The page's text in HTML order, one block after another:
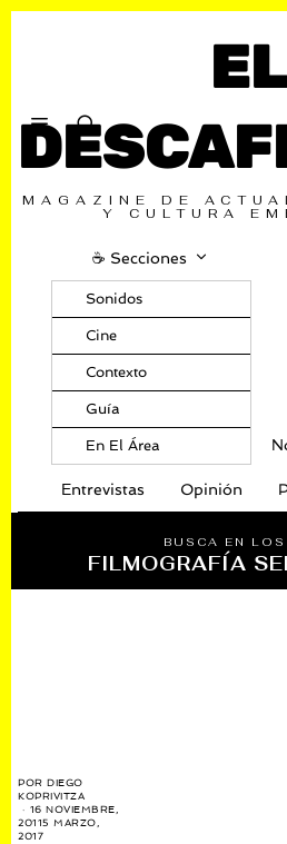
EL
MAGAZINE DE
Y CULTURA
☕️ Secciones
Sonidos
Cine
Contexto
Guía
En El Área
Entrevistas Opinión
BUSCA EN LOS
FILMOGRAFÍA
PORDIEGO
KOPRIVITZA
16 NOVIEMBRE,
20115 MARZO,
2017